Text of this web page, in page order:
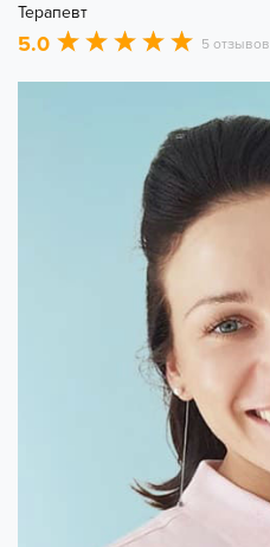
Терапевт
5.0 5 отзывов